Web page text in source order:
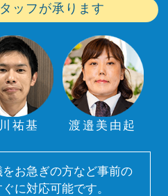
ッフが承ります
祐基 渡邉美由起
お急ぎの方など事前の
に対応可能です。